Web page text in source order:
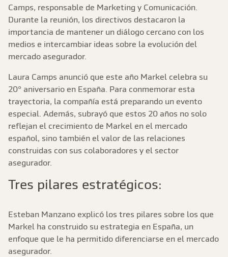
Camps, responsable de Marketing y Comunicación.
Durante la reunión, los directivos destacaron la
importancia de mantener un diálogo cercano con los
medios e intercambiar ideas sobre la evolución del
mercado asegurador.
Laura Camps anunció que este año Markel celebra su
20º aniversario en España. Para conmemorar esta
trayectoria, la compañía está preparando un evento
especial. Además, subrayó que estos 20 años no solo
reflejan el crecimiento de Markel en el mercado
español, sino también el valor de las relaciones
construidas con sus colaboradores y el sector
asegurador.
Tres pilares estratégicos:
Esteban Manzano explicó los tres pilares sobre los que
Markel ha construido su estrategia en España, un
enfoque que le ha permitido diferenciarse en el mercado
asegurador.